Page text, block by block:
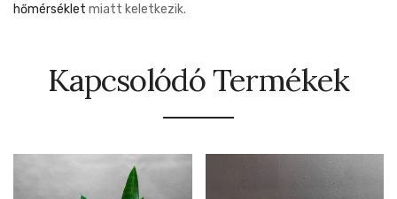
hőmérséklet miatt keletkezik.
Kapcsolódó Termékek